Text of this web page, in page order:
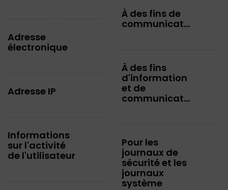
Adresse
électronique
Adresse IP
Informations
sur l'activité
de l'utilisateur
À des fins de
communication
À des fins
d'information
et de
communication
Pour les
journaux de
sécurité et les
journaux
système